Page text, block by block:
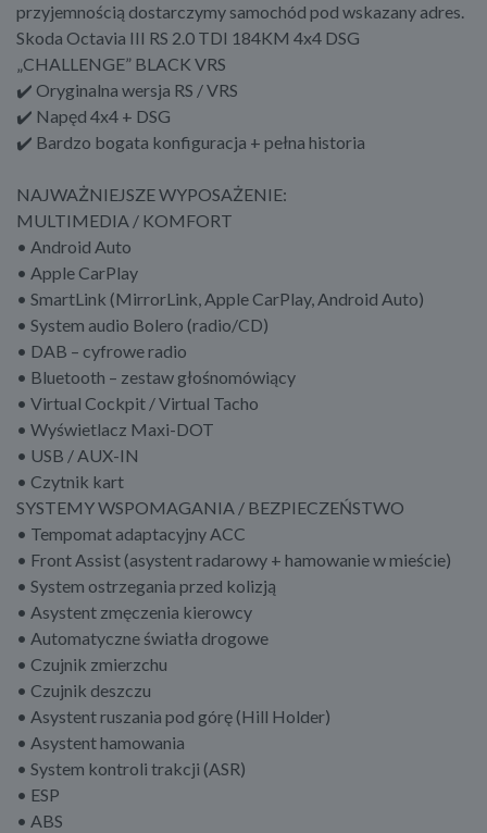
przyjemnością dostarczymy samochód pod wskazany adres.
Skoda Octavia III RS 2.0 TDI 184KM 4x4 DSG
„CHALLENGE” BLACK VRS
✔️ Oryginalna wersja RS / VRS
✔️ Napęd 4x4 + DSG
✔️ Bardzo bogata konfiguracja + pełna historia
NAJWAŻNIEJSZE WYPOSAŻENIE:
MULTIMEDIA / KOMFORT
• Android Auto
• Apple CarPlay
• SmartLink (MirrorLink, Apple CarPlay, Android Auto)
• System audio Bolero (radio/CD)
• DAB – cyfrowe radio
• Bluetooth – zestaw głośnomówiący
• Virtual Cockpit / Virtual Tacho
• Wyświetlacz Maxi-DOT
• USB / AUX-IN
• Czytnik kart
SYSTEMY WSPOMAGANIA / BEZPIECZEŃSTWO
• Tempomat adaptacyjny ACC
• Front Assist (asystent radarowy + hamowanie w mieście)
• System ostrzegania przed kolizją
• Asystent zmęczenia kierowcy
• Automatyczne światła drogowe
• Czujnik zmierzchu
• Czujnik deszczu
• Asystent ruszania pod górę (Hill Holder)
• Asystent hamowania
• System kontroli trakcji (ASR)
• ESP
• ABS